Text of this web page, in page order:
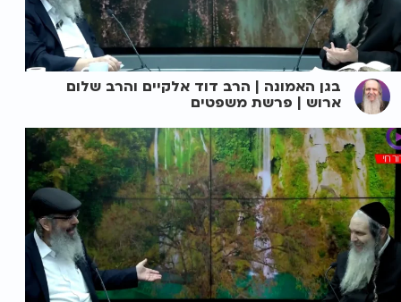
בגן האמונה | הרב דוד אלקיים והרב שלום
ארוש | פרשת משפטים